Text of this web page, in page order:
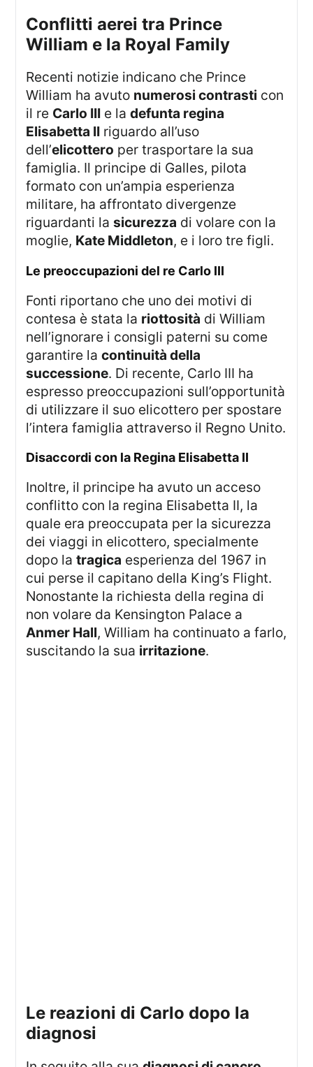
Conflitti aerei tra Prince
William e la Royal Family
Recenti notizie indicano che Prince
William ha avuto numerosi contrasti con
il re Carlo III e ladefunta regina
Elisabetta II riguardo all’uso
dell’elicottero per trasportare la sua
famiglia. Il principe di Galles, pilota
formato con un’ampia esperienza
militare, ha affrontato divergenze
riguardanti lasicurezza di volare con la
moglie, Kate Middleton, e i loro tre figli.
Le preoccupazioni del re Carlo III
Fonti riportano che uno dei motivi di
contesa è stata la riottosità di William
nell’ignorare i consigli paterni su come
garantire lacontinuità della
successione. Di recente, Carlo III ha
espresso preoccupazioni sull’opportunità
di utilizzare il suo elicottero per spostare
l’intera famiglia attraverso il Regno Unito.
Disaccordi con la Regina Elisabetta II
Inoltre, il principe ha avuto un acceso
conflitto con la regina Elisabetta II, la
quale era preoccupata per la sicurezza
dei viaggi in elicottero, specialmente
dopo latragica esperienza del 1967 in
cui perse il capitano della King’s Flight.
Nonostante la richiesta della regina di
non volare da Kensington Palace a
Anmer Hall, William ha continuato a farlo,
suscitando la sua irritazione.
Le reazioni di Carlo dopo la
diagnosi